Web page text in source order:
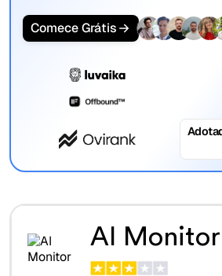
Comece Grátis
AI Monitor